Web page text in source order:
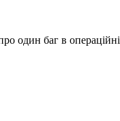
один баг в